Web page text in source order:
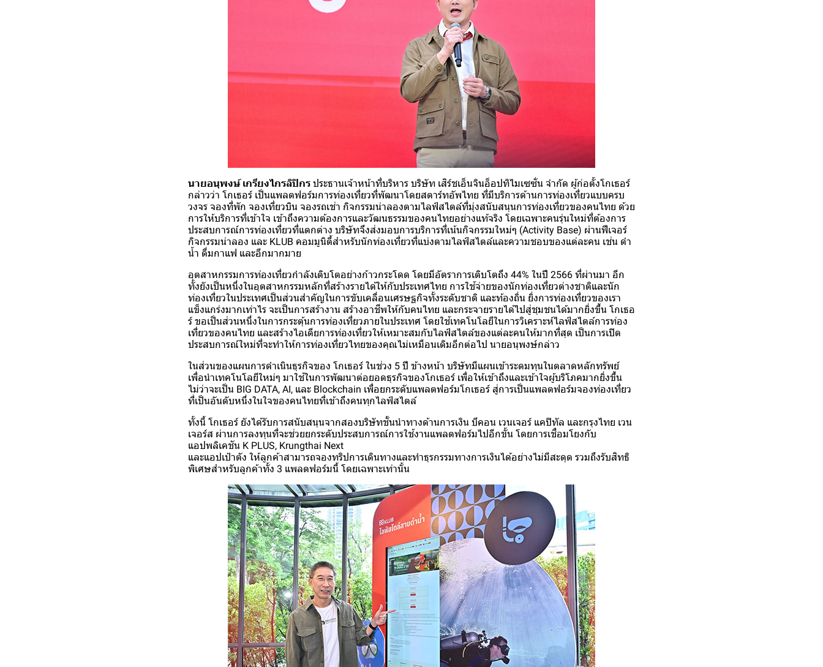
นายอนุพงษ์ เกรียงไกรลิปิกร ประธานเจ้าหน้าที่บริหาร บริษัท เสิร์ชเอ็นจินอ็อปทิไมเซซั่น จำกัด ผู้ก่อตั้งโกเธอร์
กล่าวว่า โกเธอร์ เป็นแพลตฟอร์มการท่องเที่ยวที่พัฒนาโดยสตาร์ทอัพไทย ที่มีบริการด้านการท่องเที่ยวแบบครบ
วงจร จองที่พัก จองเที่ยวบิน จองรถเช่า กิจกรรมน่าลองตามไลฟ์สไตล์ที่มุ่งสนับสนุนการท่องเที่ยวของคนไทย ด้วย
การให้บริการที่เข้าใจ เข้าถึงความต้องการและวัฒนธรรมของคนไทยอย่างแท้จริง โดยเฉพาะคนรุ่นใหม่ที่ต้องการ
ประสบการณ์การท่องเที่ยวที่แตกต่าง บริษัทจึงส่งมอบการบริการที่เน้นกิจกรรมใหม่ๆ (Activity Base) ผ่านฟีเจอร์
กิจกรรมน่าลอง และ KLUB คอมมูนิตี้สำหรับนักท่องเที่ยวที่แบ่งตามไลฟ์สไตล์และความชอบของแต่ละคน เช่น ดำ
น้ำ ดื่มกาแฟ และอีกมากมาย
อุตสาหกรรมการท่องเที่ยวกำลังเติบโตอย่างก้าวกระโดด โดยมีอัตราการเติบโตถึง 44% ในปี 2566 ที่ผ่านมา อีก
ทั้งยังเป็นหนึ่งในอุตสาหกรรมหลักที่สร้างรายได้ให้กับประเทศไทย การใช้จ่ายของนักท่องเที่ยวต่างชาติและนัก
ท่องเที่ยวในประเทศเป็นส่วนสำคัญในการขับเคลื่อนเศรษฐกิจทั้งระดับชาติ และท้องถิ่น ยิ่งการท่องเที่ยวของเรา
แข็งแกร่งมากเท่าไร จะเป็นการสร้างาน สร้างอาชีพให้กับคนไทย และกระจายรายได้ไปสู่ชุมชนได้มากยิ่งขึ้น โกเธอ
ร์ ขอเป็นส่วนหนึ่งในการกระตุ้นการท่องเที่ยวภายในประเทศ โดยใช้เทคโนโลยีในการวิเคราะห์ไลฟ์สไตล์การท่อง
เที่ยวของคนไทย และสร้างไอเดียการท่องเที่ยวให้เหมาะสมกับไลฟ์สไตล์ของแต่ละคนให้มากที่สุด เป็นการเปิด
ประสบการณ์ใหม่ที่จะทำให้การท่องเที่ยวไทยของคุณไม่เหมือนเดิมอีกต่อไป นายอนุพงษ์กล่าว
ในส่วนของแผนการดำเนินธุรกิจของ โกเธอร์ ในช่วง 5 ปี ข้างหน้า บริษัทมีแผนเข้าระดมทุนในตลาดหลักทรัพย์
เพื่อนำเทคโนโลยีใหม่ๆ มาใช้ในการพัฒนาต่อยอดธุรกิจของโกเธอร์ เพื่อให้เข้าถึงและเข้าใจผู้บริโภคมากยิ่งขึ้น
ไม่ว่าจะเป็น BIG DATA, AI, และ Blockchain เพื่อยกระดับแพลตฟอร์มโกเธอร์ สู่การเป็นแพลตฟอร์มจองท่องเที่ยว
ที่เป็นอันดับหนึ่งในใจของคนไทยที่เข้าถึงคนทุกไลฟ์สไตล์
ทั้งนี้ โกเธอร์ ยังได้รับการสนับสนุนจากสองบริษัทชั้นนำทางด้านการเงิน บีคอน เวนเจอร์ แคปิทัล และกรุงไทย เวน
เจอร์ส ผ่านการลงทุนที่จะช่วยยกระดับประสบการณ์การใช้งานแพลตฟอร์มไปอีกขั้น โดยการเชื่อมโยงกับ
แอปพลิเคชัน K PLUS, Krungthai Next
และแอปเป๋าตัง ให้ลูกค้าสามารถจองทริปการเดินทางและทำธุรกรรมทางการเงินได้อย่างไม่มีสะดุด รวมถึงรับสิทธิ
พิเศษสำหรับลูกค้าทั้ง 3 แพลตฟอร์มนี้ โดยเฉพาะเท่านั้น